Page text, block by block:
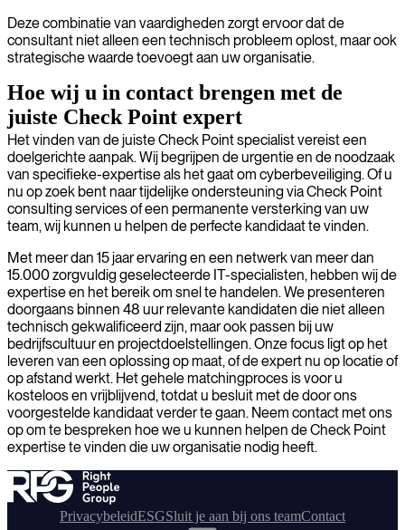
Deze combinatie van vaardigheden zorgt ervoor dat de
consultant niet alleen een technisch probleem oplost, maar ook
strategische waarde toevoegt aan uw organisatie.
Hoe wij u in contact brengen met de
juiste Check Point expert
Het vinden van de juiste Check Point specialist vereist een
doelgerichte aanpak. Wij begrijpen de urgentie en de noodzaak
van specifieke-expertise als het gaat om cyberbeveiliging. Of u
nu op zoek bent naar tijdelijke ondersteuning via Check Point
consulting services of een permanente versterking van uw
team, wij kunnen u helpen de perfecte kandidaat te vinden.
Met meer dan 15 jaar ervaring en een netwerk van meer dan
15.000 zorgvuldig geselecteerde IT-specialisten, hebben wij de
expertise en het bereik om snel te handelen. We presenteren
doorgaans binnen 48 uur relevante kandidaten die niet alleen
technisch gekwalificeerd zijn, maar ook passen bij uw
bedrijfscultuur en projectdoelstellingen. Onze focus ligt op het
leveren van een oplossing op maat, of de expert nu op locatie of
op afstand werkt. Het gehele matchingproces is voor u
kosteloos en vrijblijvend, totdat u besluit met de door ons
voorgestelde kandidaat verder te gaan. Neem contact met ons
op om te bespreken hoe we u kunnen helpen de Check Point
expertise te vinden die uw organisatie nodig heeft.
PrivacybeleidESGSluit je aan bij ons teamContact